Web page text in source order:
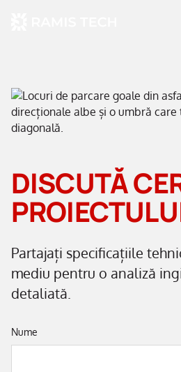
DISCUTĂ
Partajați specificațiile
mediu pentru o analiză
detaliată.
Nume